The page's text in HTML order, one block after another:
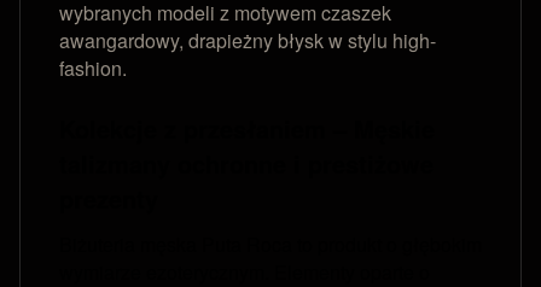
wybranych modeli z motywem czaszek
awangardowy, drapieżny błysk w stylu high-
fashion.